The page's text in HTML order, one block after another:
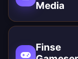
Media
Finse